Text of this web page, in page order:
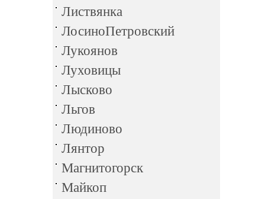
Листвянка
ЛосиноПетровский
Лукоянов
Луховицы
Лысково
Льгов
Людиново
Лянтор
Магнитогорск
Майкоп